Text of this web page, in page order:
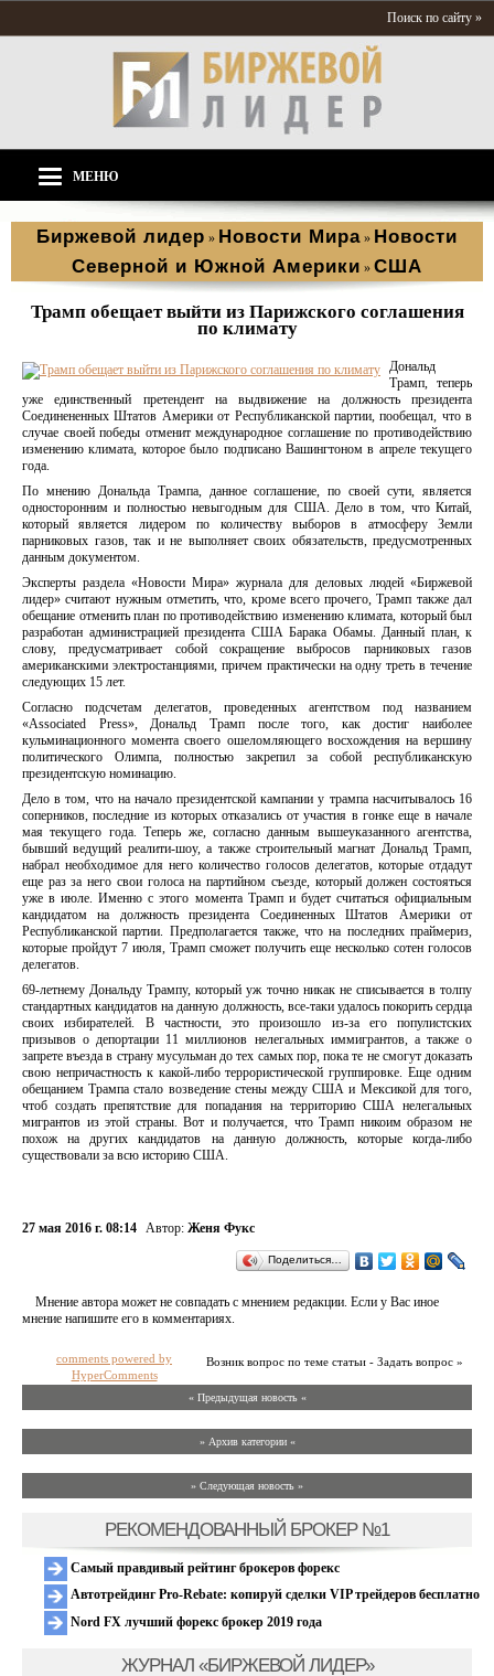
Поиск по сайту »
МЕНЮ
Биржевой лидер » Новости Мира » Новости
Северной и Южной Америки » США
Трамп обещает выйти из Парижского соглашения
по климату
Дональд
Трамп, теперь
уже единственный претендент на выдвижение на должность президента
Соединененных Штатов Америки от Республиканской партии, пообещал, что в
случае своей победы отменит международное соглашение по противодействию
изменению климата, которое было подписано Вашингтоном в апреле текущего
года.
По мнению Дональда Трампа, данное соглашение, по своей сути, является
односторонним и полностью невыгодным для США. Дело в том, что Китай,
который является лидером по количеству выборов в атмосферу Земли
парниковых газов, так и не выполняет своих обязательств, предусмотренных
данным документом.
Эксперты раздела «Новости Мира» журнала для деловых людей «Биржевой
лидер» считают нужным отметить, что, кроме всего прочего, Трамп также дал
обещание отменить план по противодействию изменению климата, который был
разработан администрацией президента США Барака Обамы. Данный план, к
слову, предусматривает собой сокращение выбросов парниковых газов
американскими электростанциями, причем практически на одну треть в течение
следующих 15 лет.
Согласно подсчетам делегатов, проведенных агентством под названием
«Associated Press», Дональд Трамп после того, как достиг наиболее
кульминационного момента своего ошеломляющего восхождения на вершину
политического Олимпа, полностью закрепил за собой республиканскую
президентскую номинацию.
Дело в том, что на начало президентской кампании у трампа насчитывалось 16
соперников, последние из которых отказались от участия в гонке еще в начале
мая текущего года. Теперь же, согласно данным вышеуказанного агентства,
бывший ведущий реалити-шоу, а также строительный магнат Дональд Трамп,
набрал необходимое для него количество голосов делегатов, которые отдадут
еще раз за него свои голоса на партийном съезде, который должен состояться
уже в июле. Именно с этого момента Трамп и будет считаться официальным
кандидатом на должность президента Соединенных Штатов Америки от
Республиканской партии. Предполагается также, что на последних праймериз,
которые пройдут 7 июля, Трамп сможет получить еще несколько сотен голосов
делегатов.
69-летнему Дональду Трампу, который уж точно никак не списывается в толпу
стандартных кандидатов на данную должность, все-таки удалось покорить сердца
своих избирателей. В частности, это произошло из-за его популистских
призывов о депортации 11 миллионов нелегальных иммигрантов, а также о
запрете въезда в страну мусульман до тех самых пор, пока те не смогут доказать
свою непричастность к какой-либо террористической группировке. Еще одним
обещанием Трампа стало возведение стены между США и Мексикой для того,
чтоб создать препятствие для попадания на территорию США нелегальных
мигрантов из этой страны. Вот и получается, что Трамп никоим образом не
похож на других кандидатов на данную должность, которые когда-либо
существовали за всю историю США.
27 мая 2016 г. 08:14 Автор: Женя Фукс
Поделиться…
Мнение автора может не совпадать с мнением редакции. Если у Вас иное
мнение напишите его в комментариях.
Возник вопрос по теме статьи - Задать вопрос »
comments powered by
HyperComments
« Предыдущая новость «
» Архив категории «
» Следующая новость »
РЕКОМЕНДОВАННЫЙ БРОКЕР №1
Самый правдивый рейтинг брокеров форекс
Автотрейдинг Pro-Rebate: копируй сделки VIP трейдеров бесплатно
Nord FX лучший форекс брокер 2019 года
ЖУРНАЛ «БИРЖЕВОЙ ЛИДЕР»